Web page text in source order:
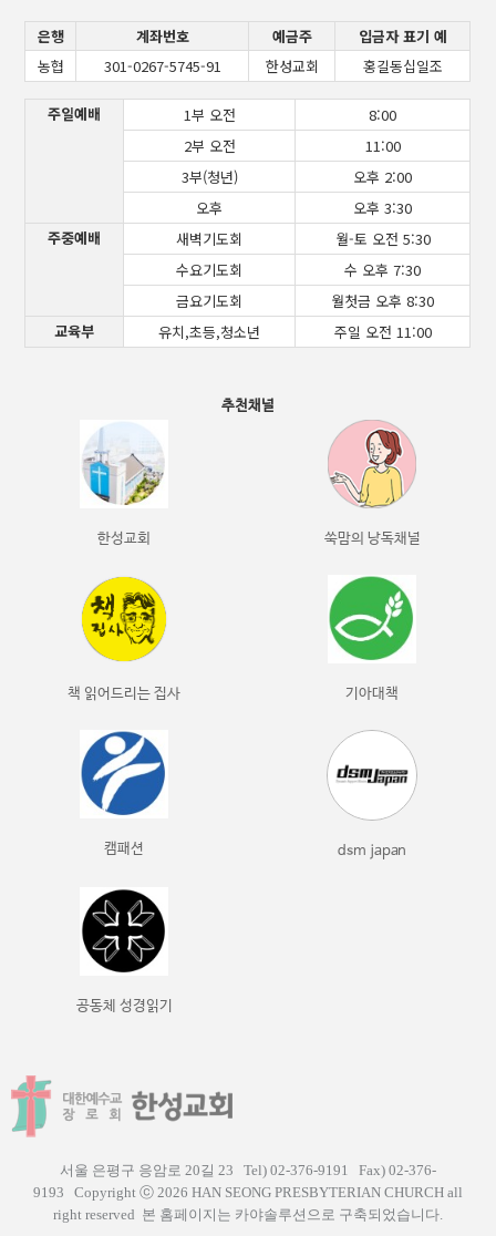
은행 계좌번호 예금주
입금자 표기 예
농협
301-0267-5745-91 한성교회 홍길동십일조
주일예배 1부 오전
8:00
2부 오전
11:00
3부(청년)
오후 2:00
오후
오후 3:30
주중예배
새벽기도회
월-토 오전 5:30
수요기도회
수 오후 7:30
금요기도회
월첫금 오후 8:30
교육부
유치,초등,청소년 주일 오전 11:00
추천채널
한성교회 쑥맘의 낭독채널
책 읽어드리는 집사 기아대책
캠패션 dsm japan
공동체 성경읽기
서울 은평구 응암로 20길 23 Tel) 02-376-9191 Fax) 02-376-
9193 Copyright ⓒ 2026 HAN SEONG PRESBYTERIAN CHURCH all
right reserved 본 홈페이지는 카야솔루션으로 구축되었습니다.